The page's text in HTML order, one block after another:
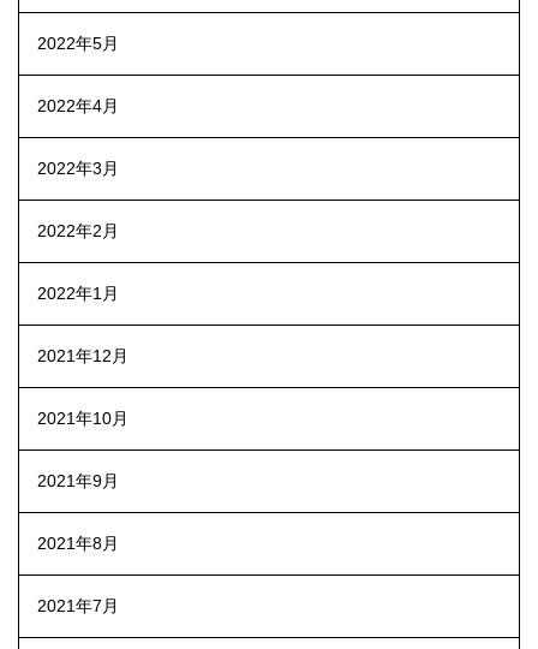
2022年5月
2022年4月
2022年3月
2022年2月
2022年1月
2021年12月
2021年10月
2021年9月
2021年8月
2021年7月